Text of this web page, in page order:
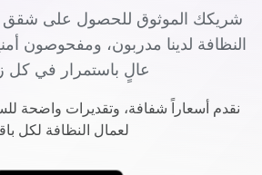
شريكك الموثوق للحصول على شقق
النظافة لدينا مدربون، ومفحوصون
عالٍ باستمرار في كل
نقدم أسعاراً شفافة، وتقديرات واضحة
لعمال النظافة لكل